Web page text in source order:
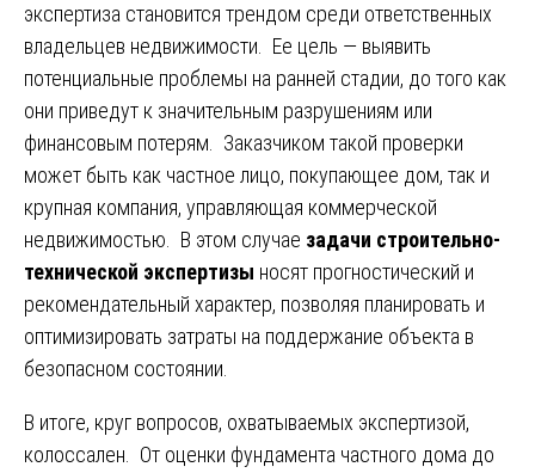
экспертиза становится трендом среди ответственных
владельцев недвижимости. Ее цель — выявить
потенциальные проблемы на ранней стадии, до того как
они приведут к значительным разрушениям или
финансовым потерям. Заказчиком такой проверки
может быть как частное лицо, покупающее дом, так и
крупная компания, управляющая коммерческой
недвижимостью. В этом случае задачи строительно-
технической экспертизы носят прогностический и
рекомендательный характер, позволяя планировать и
оптимизировать затраты на поддержание объекта в
безопасном состоянии.
В итоге, круг вопросов, охватываемых экспертизой,
колоссален. От оценки фундамента частного дома до